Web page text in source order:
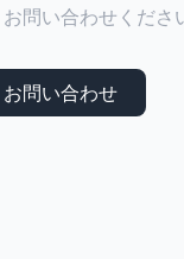
問い合わせくださ
お問い合わせ